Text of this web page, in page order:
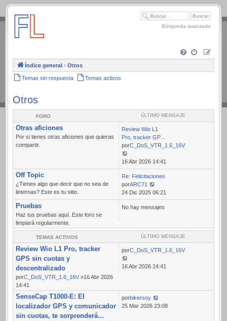
.
Búsqueda avanzada
Índice general ‹ Otros
Temas sin respuesta Temas activos
Otros
FORO ÚLTIMO MENSAJE
Otras aficiones
Por si tienes otras aficiones que quieras
compartir.
Review Wio L1
Pro, tracker GP…
porC_DoS_VTR_1.6_16V
Ver
último
mensaje
16 Abr 2026 14:41
Off Topic
¿Tienes algo que decir que no sea de
linternas? Este es tu sitio.
Re: Felicitaciones
porARC71
Ver
último
mensaje
24 Dic 2025 06:21
Pruebas
Haz tus pruebas aquí. Este foro se
limpiará regularmente.
No hay mensajes
TEMAS ACTIVOS ÚLTIMO MENSAJE
Review Wio L1 Pro, tracker
GPS sin cuotas y
descentralizado
porC_DoS_VTR_1.6_16V »16 Abr 2026
14:41
porC_DoS_VTR_1.6_16V
16 Abr 2026 14:41
SenseCap T1000-E: El
localizador GPS y comunicador
sin cuotas, te sorprenderá...
porbikersoy
25 Mar 2026 23:08